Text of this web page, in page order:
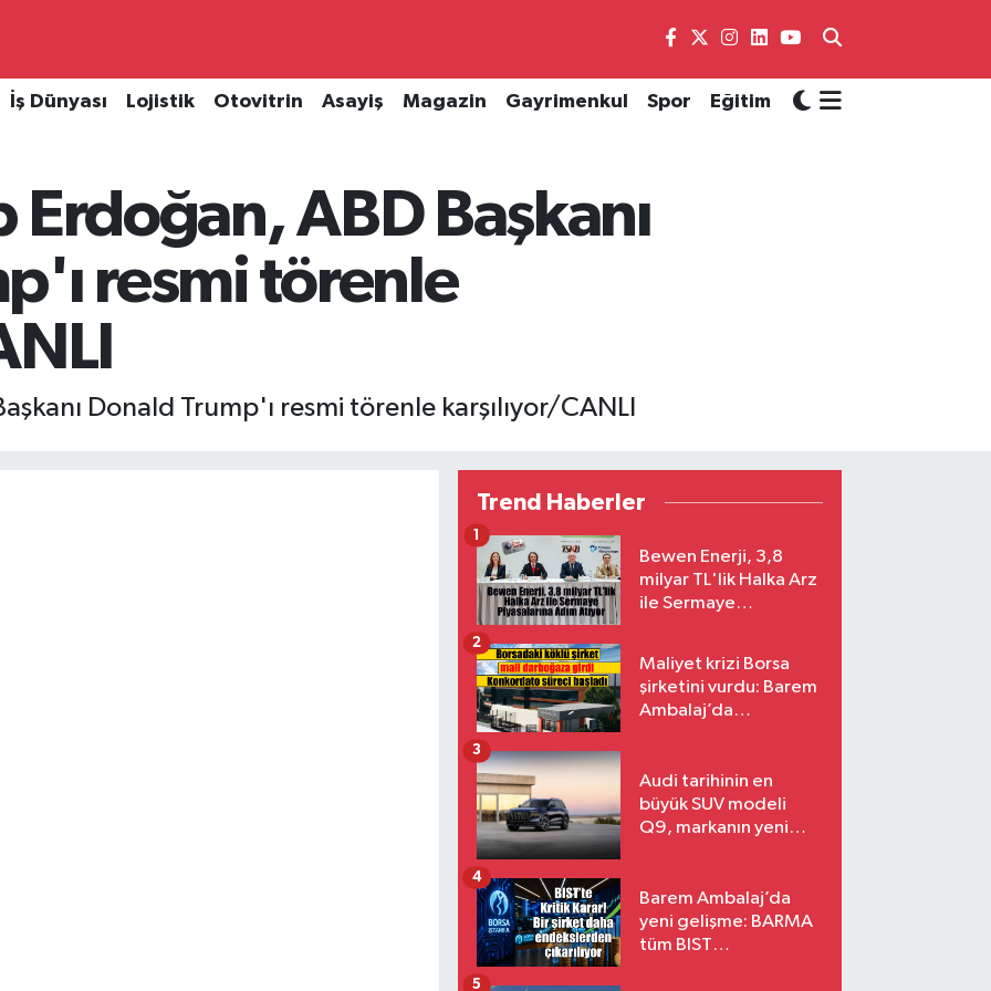
İş Dünyası Lojistik Otovitrin Asayiş Magazin Gayrimenkul Spor Eğitim
Erdoğan, ABD Başkanı
resmi törenle
Donald Trump'ı resmi törenle karşılıyor/CANLI
Trend Haberler
Bewen Enerji, 3,8
milyar TL'lik Halka Arz
ile Sermaye
1
Maliyet krizi Borsa
şirketini vurdu: Barem
Ambalaj’da
2
Audi tarihinin en
büyük SUV modeli
Q9, markanın yeni
3
Barem Ambalaj’da
yeni gelişme: BARMA
tüm BIST
4
5